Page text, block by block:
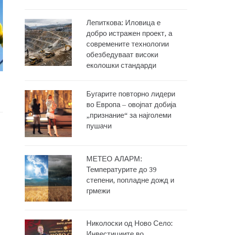
Лепиткова: Иловица е
добро истражен проект, а
современите технологии
обезбедуваат високи
еколошки стандарди
Бугарите повторно лидери
во Европа – овојпат добија
„признание“ за најголеми
пушачи
МЕТЕО АЛАРМ:
Температурите до 39
степени, попладне дожд и
грмежи
Николоски од Ново Село: